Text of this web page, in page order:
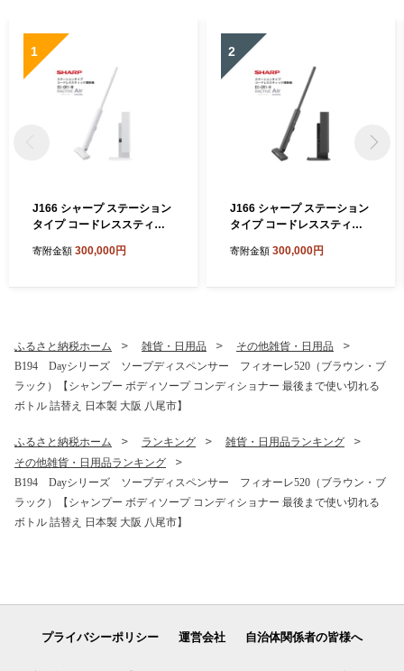
1
J166 シャープ ステーション
タイプ コードレススティッ
ト系)【シャープ 電化製品 家
吸引力 絡まない ハンディ 新
生活 正規品 大阪府 八尾市 返
礼品】
寄附金額 300,000円
2
J166 シャープ ステーション
タイプ コードレススティッ
系)【シャープ 電化製品 家電
引力 絡まない ハンディ 新生
活 正規品 大阪府 八尾市 返礼
品】
寄附金額 300,000円
ふるさと納税ホーム 雑貨・日用品
その他雑貨・日用品
B194 Dayシリーズ ソープディスペンサー フィオーレ520（ブラウン・ブ
ラック）【シャンプー ボディソープ コンディショナー 最後まで使い切れる
ボトル 詰替え 日本製 大阪 八尾市】
ふるさと納税ホーム ランキング
雑貨・日用品ランキング
その他雑貨・日用品ランキング
B194 Dayシリーズ ソープディスペンサー フィオーレ520（ブラウン・ブ
ラック）【シャンプー ボディソープ コンディショナー 最後まで使い切れる
ボトル 詰替え 日本製 大阪 八尾市】
プライバシーポリシー 運営会社 自治体関係者の皆様へ